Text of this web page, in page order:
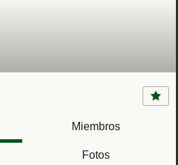
(Base Naval de Rota,
Miembros
Fotos